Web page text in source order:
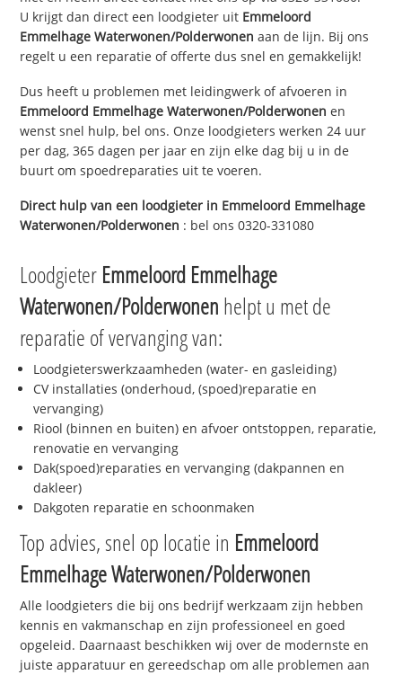
U krijgt dan direct een loodgieter uit Emmeloord
Emmelhage Waterwonen/Polderwonenaan de lijn. Bij ons
regelt u een reparatie of offerte dus snel en gemakkelijk!
Dus heeft u problemen met leidingwerk of afvoeren in
Emmeloord Emmelhage Waterwonen/Polderwonenen
wenst snel hulp, bel ons. Onze loodgieters werken 24 uur
per dag, 365 dagen per jaar en zijn elke dag bij u in de
buurt om spoedreparaties uit te voeren.
Direct hulp van een loodgieter in Emmeloord Emmelhage
Waterwonen/Polderwonen : bel ons 0320-331080
Loodgieter Emmeloord Emmelhage
Waterwonen/Polderwonen helpt u met de
reparatie of vervanging van:
Loodgieterswerkzaamheden (water- en gasleiding)
CV installaties (onderhoud, (spoed)reparatie en
vervanging)
Riool (binnen en buiten) en afvoer ontstoppen, reparatie,
renovatie en vervanging
Dak(spoed)reparaties en vervanging (dakpannen en
dakleer)
Dakgoten reparatie en schoonmaken
Top advies, snel op locatie in Emmeloord
Emmelhage Waterwonen/Polderwonen
Alle loodgieters die bij ons bedrijf werkzaam zijn hebben
kennis en vakmanschap en zijn professioneel en goed
opgeleid. Daarnaast beschikken wij over de modernste en
juiste apparatuur en gereedschap om alle problemen aan